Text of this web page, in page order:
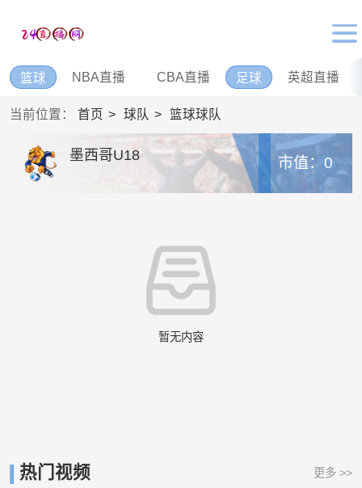
篮球 NBA直播 CBA直播 足球 英超直播
当前位置： 首页 球队 篮球球队
墨西哥U18 市值：0
暂无内容
热门视频 更多 >>